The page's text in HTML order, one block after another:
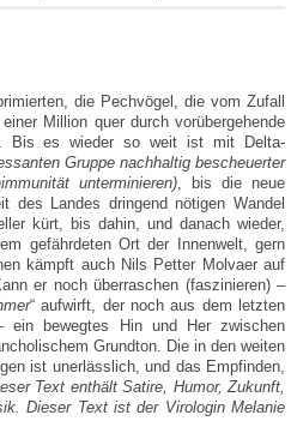
die Pechvögel, die vom Zufall
Million quer durch vorübergehende
Bis es wieder so weit ist mit Delta-
Gruppe nachhaltig bescheuerter
unterminieren), bis die neue
des Landes dringend nötigen Wandel
kürt, bis dahin, und danach wieder,
gefährdeten Ort der Innenwelt, gern
kämpft auch Nils Petter Molvaer auf
er noch überraschen (faszinieren) –
“ aufwirft, der noch aus dem letzten
ein bewegtes Hin und Her zwischen
Grundton. Die in den weiten
ist unerlässlich, und das Empfinden,
Text enthält Satire, Humor, Zukunft,
Dieser Text ist der Virologin Melanie